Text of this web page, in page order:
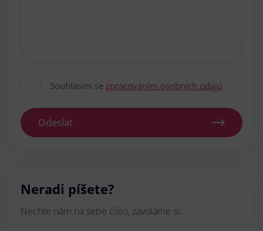
Souhlasím se zpracováním osobních údajů
Odeslat
Neradi píšete?
Nechte nám na sebe číslo, zavoláme si.